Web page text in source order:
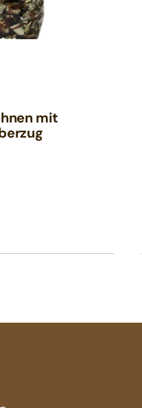
mit